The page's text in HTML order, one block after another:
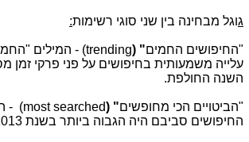
גוגל מבחינה בין שני סוגי רשימות:
"החיפושים החמים" (
trending) - המילים
עלייה משמעותית בחיפושים על פני פרקי זמן
השנה החולפת.
"הביטויים הכי מחופשים" (
most searched
) -
החיפושים סביבם היה הגבוה ביותר בשנת 2013